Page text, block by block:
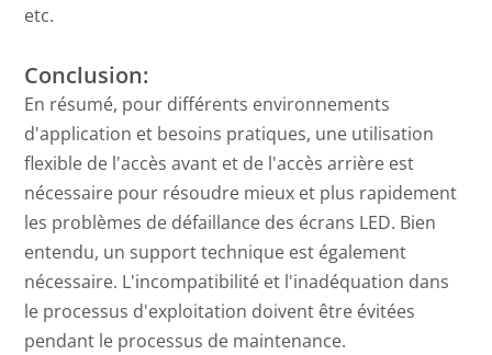
etc.
Conclusion:
En résumé, pour différents environnements
d'application et besoins pratiques, une utilisation
flexible de l'accès avant et de l'accès arrière est
nécessaire pour résoudre mieux et plus rapidement
les problèmes de défaillance des écrans LED. Bien
entendu, un support technique est également
nécessaire. L'incompatibilité et l'inadéquation dans
le processus d'exploitation doivent être évitées
pendant le processus de maintenance.